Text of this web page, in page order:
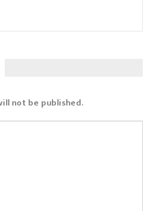
not be published.